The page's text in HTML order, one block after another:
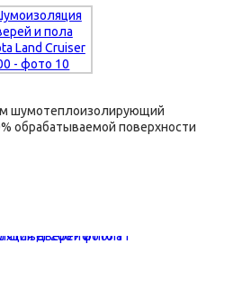
шумотеплоизолирующий
обрабатываемой поверхности